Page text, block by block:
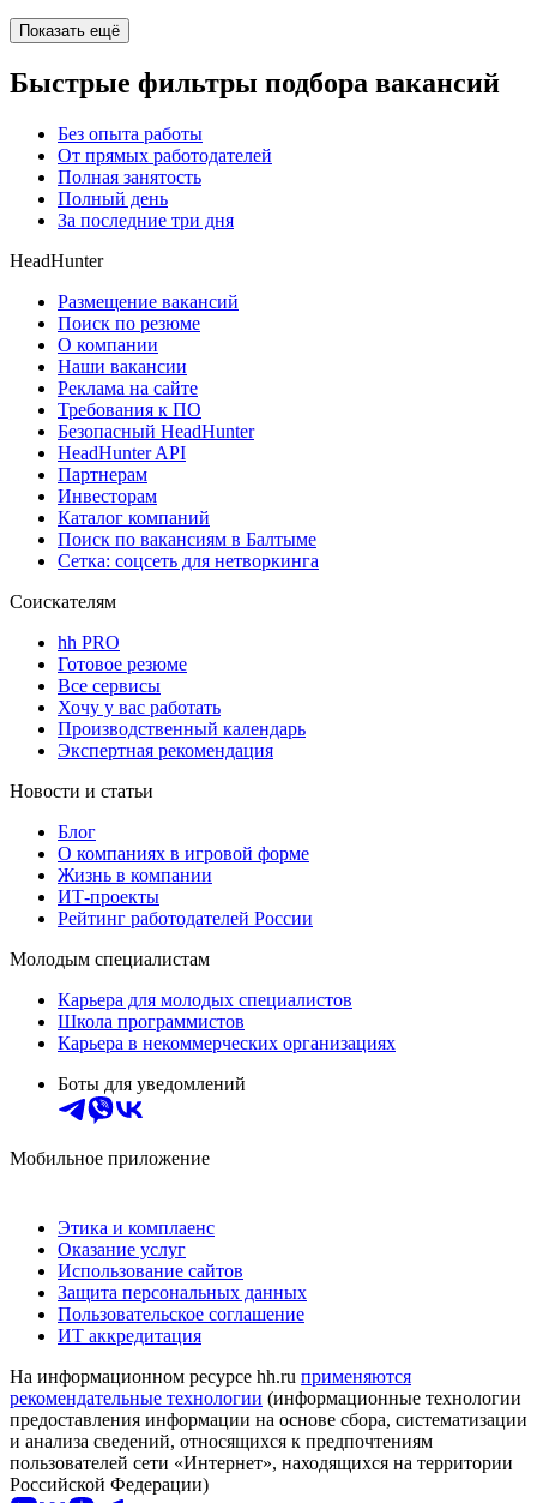
Показать ещё
Быстрые фильтры подбора вакансий
Без опыта работы
От прямых работодателей
Полная занятость
Полный день
За последние три дня
HeadHunter
Размещение вакансий
Поиск по резюме
О компании
Наши вакансии
Реклама на сайте
Требования к ПО
Безопасный HeadHunter
HeadHunter API
Партнерам
Инвесторам
Каталог компаний
Поиск по вакансиям в Балтыме
Сетка: соцсеть для нетворкинга
Соискателям
hh PRO
Готовое резюме
Все сервисы
Хочу у вас работать
Производственный календарь
Экспертная рекомендация
Новости и статьи
Блог
О компаниях в игровой форме
Жизнь в компании
ИТ-проекты
Рейтинг работодателей России
Молодым специалистам
Карьера для молодых специалистов
Школа программистов
Карьера в некоммерческих организациях
Боты для уведомлений
Мобильное приложение
Этика и комплаенс
Оказание услуг
Использование сайтов
Защита персональных данных
Пользовательское соглашение
ИТ аккредитация
На информационном ресурсе hh.ru применяются
рекомендательные технологии (информационные технологии
предоставления информации на основе сбора, систематизации
и анализа сведений, относящихся к предпочтениям
пользователей сети «Интернет», находящихся на территории
Российской Федерации)